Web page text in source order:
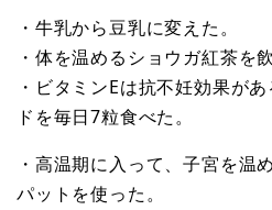
・牛乳から豆乳に変えた。
・体を温めるショウガ紅茶を飲
・ビタミンEは抗不妊効果が
ドを毎日7粒食べた。
・高温期に入って、子宮を温
パットを使った。